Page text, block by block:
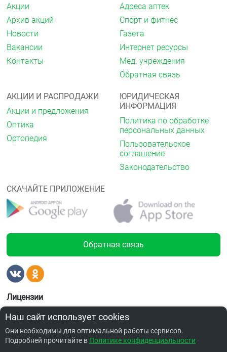
от 65.00 ₽
Забронировать по адресу ул. Заозерная, 28
Акции
Архив акций
Новости
Вакансии
Контакты
Адреса аптек
Спорт и фитнес
Газета
Интернет ресурсы
Мед. учреждения
Обратная связь
АКЦИИ И РАСПРОДАЖИ
Акции и предложения
Оптика
Ортопедия
ЮРИДИЧЕСКАЯ
ИНФОРМАЦИЯ
Политика по обработке
персональных данных
Пользовательское
соглашение
Законодательство
СКАЧАЙТЕ ПРИЛОЖЕНИЕ
Обратная связь
Лицензии
Наш сайт использует cookies
Они необходимы для оптимальной работы сервисов.
Подробней прочитайте в Политике конфиденциальности